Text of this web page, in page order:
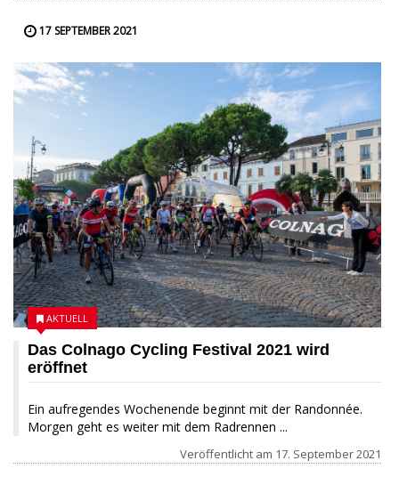
17 SEPTEMBER 2021
Das Colnago Cycling Festival 2021 wird
eröffnet
Ein aufregendes Wochenende beginnt mit der Randonnée.
Morgen geht es weiter mit dem Radrennen ...
AKTUELL
Veröffentlicht am 17. September 2021